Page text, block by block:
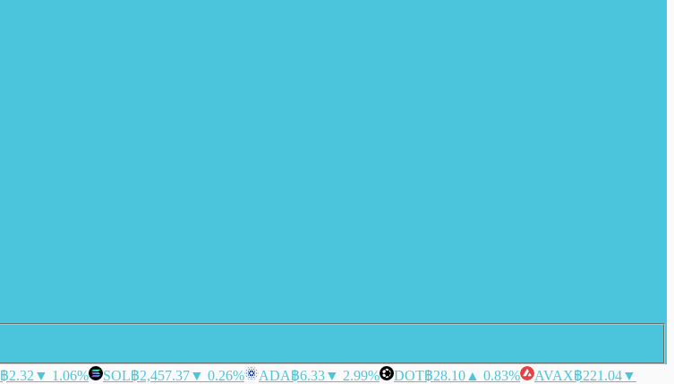
฿2.32 ▼ 1.06% SOL฿2,457.37▼ 0.26% ADA฿6.33▼ 2.99% DOT฿28.10 ▲ 0.83% AVAX฿221.04▼